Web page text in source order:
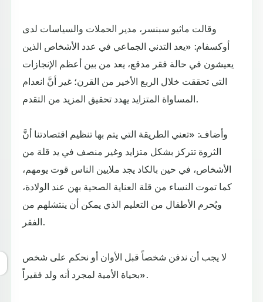
وقالت ماثيو سبنسر، مدير الحملات والسياسات لدى
أوكسفام: «يعد التدني الجماعي في عدد الأشخاص الذين
يعيشون في حالة فقر مدقع، يعد من بين أعظم الإنجازات
التي تحققت خلال الربع الأخير من القرن؛ غير أنَّ انعدام
المساواة المتزايد يهدد تحقيق المزيد من التقدم.
وأضاف: «تعني الطريقة التي يتم بها تنظيم اقتصادتنا أنَّ
الثروة تتركز بشكل متزايد وغير منصف في يد قلة من
الأشخاص، في حين بالكاد يجد ملايين الناس قوت يومهم،
كما تموت النساء من قلة العناية الصحية بهن عند الولادة،
ويُحرم الأطفال من التعليم الذي يمكن أن ينتشلهم من
الفقر.
لا يجب أن ندفن شخصاً قبل الأوان أو نحكم على شخص
بحياة الأمية لمجرد أنه ولد فقيراً».